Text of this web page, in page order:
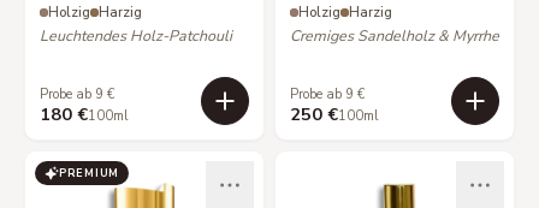
Holzig Harzig
Leuchtendes Holz-Patchouli
Probe ab 9 €
180 €100ml
Holzig Harzig
Cremiges Sandelholz & Myrrhe
Probe ab 9 €
250 €100ml
PREMIUM